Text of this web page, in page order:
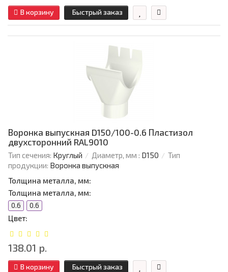
В корзину Быстрый заказ
Воронка выпускная D150/100-0.6 Пластизол
двухсторонний RAL9010
Тип сечения: Круглый Диаметр, мм : D150
Тип
продукции: Воронка выпускная
Толщина металла, мм:
Толщина металла, мм:
0.6 0.6
Цвет:
138.01 р.
В корзину Быстрый заказ